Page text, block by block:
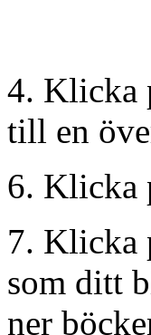
4. Klicka
till en
6. Klicka
7. Klicka
som ditt
ner